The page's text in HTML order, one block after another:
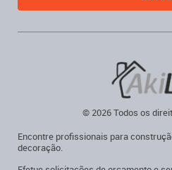
Encontre profissionais para
decoração.
© 2026 Todos os